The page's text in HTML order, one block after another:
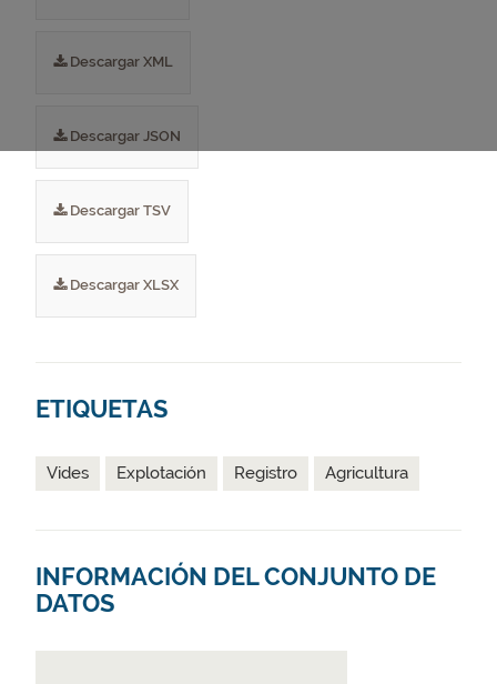
Descargar XML
Descargar JSON
Descargar TSV
Descargar XLSX
ETIQUETAS
Vides Explotación Registro Agricultura
INFORMACIÓN DEL CONJUNTO DE
DATOS